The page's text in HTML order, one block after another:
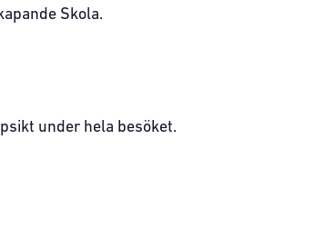
Skola.
under hela besöket.